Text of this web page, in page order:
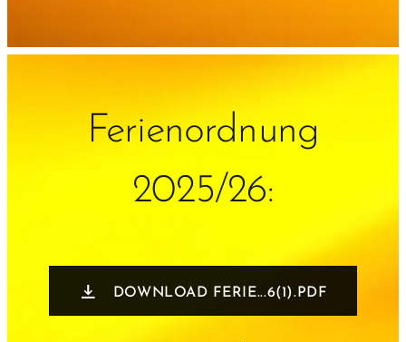
Ferienordnung
2025/26:
DOWNLOAD FERIE...6(1).PDF